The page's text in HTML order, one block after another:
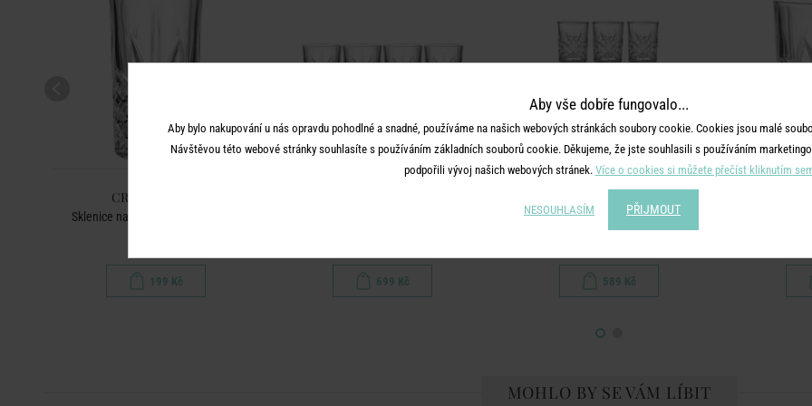
CRYSTAL CLUB
Sklenice na longdrink 330 ml - čirá
199 Kč 699 Kč
Sada sklenic na lihoviny 90 ml set 6 ks
589 Kč
MOHLO BY SE VÁM LÍBIT
Aby vše dobře fungovalo...
Aby bylo nakupování u nás opravdu pohodlné a snadné, používáme na našich webových stránkách soubory cookie. Cookies jsou malé
Návštěvou této webové stránky souhlasíte s používáním základních souborů cookie. Děkujeme, že jste souhlasili s používáním
podpořili vývoj našich webových stránek. Více o cookies si můžete přečíst kliknutím
NESOUHLASÍM PŘIJMOUT